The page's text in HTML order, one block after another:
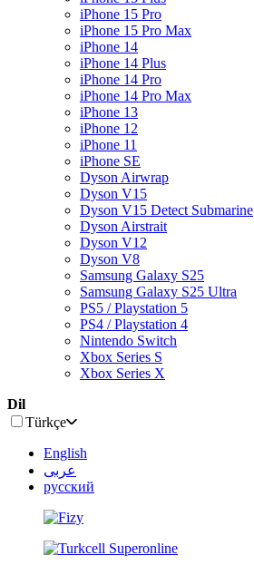
iPhone 15 Pro
iPhone 15 Pro Max
iPhone 14
iPhone 14 Plus
iPhone 14 Pro
iPhone 14 Pro Max
iPhone 13
iPhone 12
iPhone 11
iPhone SE
Dyson Airwrap
Dyson V15
Dyson V15 Detect Submarine
Dyson Airstrait
Dyson V12
Dyson V8
Samsung Galaxy S25
Samsung Galaxy S25 Ultra
PS5 / Playstation 5
PS4 / Playstation 4
Nintendo Switch
Xbox Series S
Xbox Series X
Dil
Türkçe
English
عربى
русский